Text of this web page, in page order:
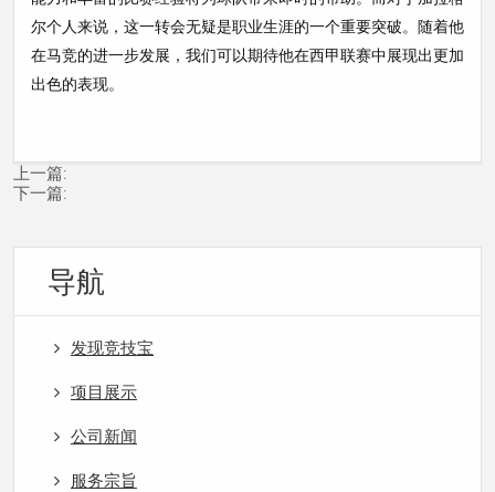
尔个人来说，这一转会无疑是职业生涯的一个重要突破。随着他
在马竞的进一步发展，我们可以期待他在西甲联赛中展现出更加
出色的表现。
上一篇:
下一篇:
导航
发现竞技宝
项目展示
公司新闻
服务宗旨